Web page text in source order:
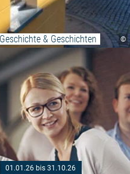
©
& Geschichten
"Stralsunder
01.01.26 bis 31.10.26